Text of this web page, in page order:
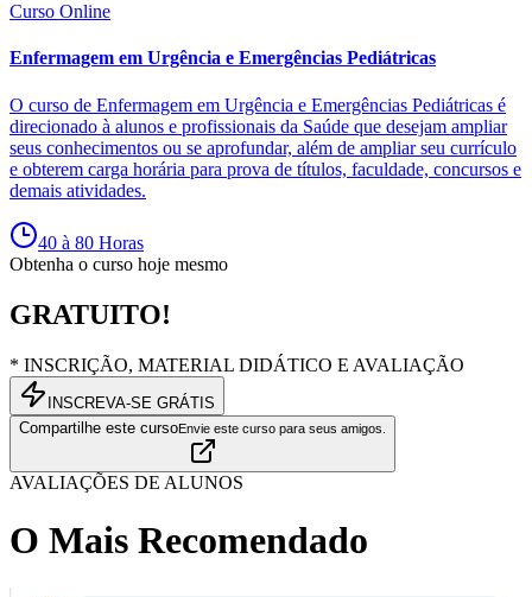
Curso Online
Enfermagem em Urgência e Emergências Pediátricas
O curso de Enfermagem em Urgência e Emergências Pediátricas é
direcionado à alunos e profissionais da Saúde que desejam ampliar
seus conhecimentos ou se aprofundar, além de ampliar seu currículo
e obterem carga horária para prova de títulos, faculdade, concursos e
demais atividades.
40 à 80 Horas
Obtenha o curso hoje mesmo
GRATUITO!
* INSCRIÇÃO, MATERIAL DIDÁTICO E AVALIAÇÃO
INSCREVA-SE GRÁTIS
Compartilhe este cursoEnvie este curso para seus amigos.
AVALIAÇÕES DE ALUNOS
O Mais Recomendado